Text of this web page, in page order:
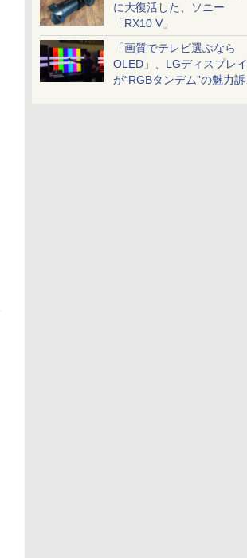
に大復活した、ソニー
「RX10 V」
「画質でテレビ選ぶなら
OLED」、LGディスプレイ
が“RGBタンデム”の魅力訴